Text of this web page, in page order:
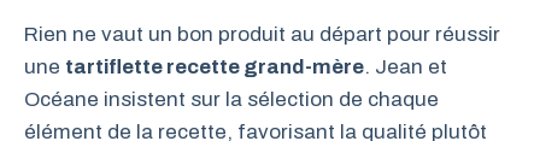
Rien ne vaut un bon produit au départ pour réussir
une tartiflette recette grand-mère. Jean et
Océane insistent sur la sélection de chaque
élément de la recette, favorisant la qualité plutôt